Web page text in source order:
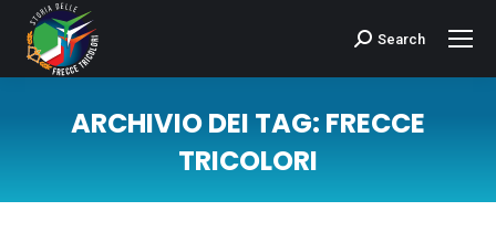
Cerca:Search
ARCHIVIO DEI TAG: FRECCE
TRICOLORI